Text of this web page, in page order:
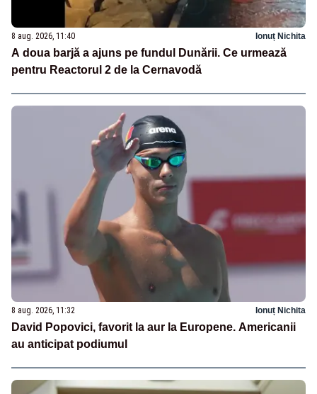
8 aug. 2026, 11:40 Ionuț Nichita
A doua barjă a ajuns pe fundul Dunării. Ce urmează
pentru Reactorul 2 de la Cernavodă
8 aug. 2026, 11:32 Ionuț Nichita
David Popovici, favorit la aur la Europene. Americanii
au anticipat podiumul